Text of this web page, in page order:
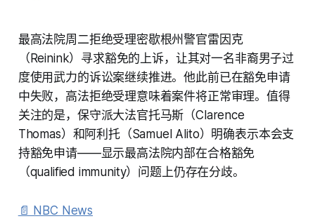
最高法院周二拒绝受理密歇根州警官雷因克
（Reinink）寻求豁免的上诉，让其对一名非裔男子过
度使用武力的诉讼案继续推进。他此前已在豁免申请
中失败，高法拒绝受理意味着案件将正常审理。值得
关注的是，保守派大法官托马斯（Clarence
Thomas）和阿利托（Samuel Alito）明确表示本会支
持豁免申请——显示最高法院内部在合格豁免
（qualified immunity）问题上仍存在分歧。
📄 NBC News